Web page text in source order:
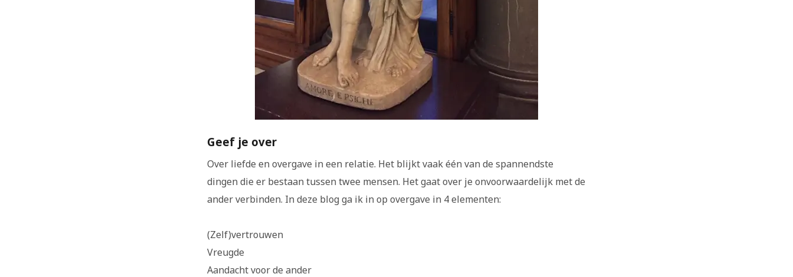
Geef je over
Over liefde en overgave in een relatie. Het blijkt vaak één van de spannendste
dingen die er bestaan tussen twee mensen. Het gaat over je onvoorwaardelijk met de
ander verbinden. In deze blog ga ik in op overgave in 4 elementen:
(Zelf)vertrouwen
Vreugde
Aandacht voor de ander